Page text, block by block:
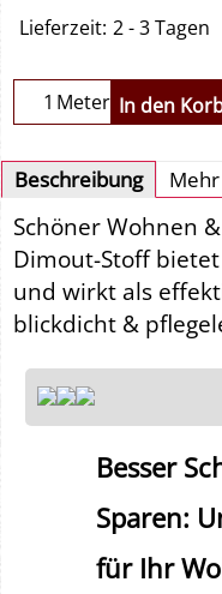
Lieferzeit: 2 - 3 Tagen
Meter In den
Beschreibung
Schöner Wohnen
Dimout-Stoff
und wirkt als
blickdicht &
Besser
Sparen:
für Ihr